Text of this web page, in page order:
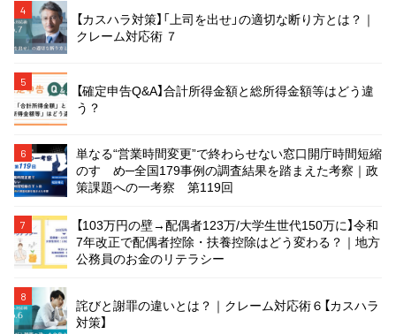
4
【カスハラ対策】「上司を出せ」の適切な断り方とは？｜
クレーム対応術 ７
5
【確定申告Q&A】合計所得金額と総所得金額等はどう違
う？
6
単なる“営業時間変更”で終わらせない窓口開庁時間短縮
のすゝめ─全国179事例の調査結果を踏まえた考察｜政
策課題への一考察 第119回
7
【103万円の壁→配偶者123万/大学生世代150万に】令和
7年改正で配偶者控除・扶養控除はどう変わる？｜地方
公務員のお金のリテラシー
8
詫びと謝罪の違いとは？｜クレーム対応術６【カスハラ
対策】